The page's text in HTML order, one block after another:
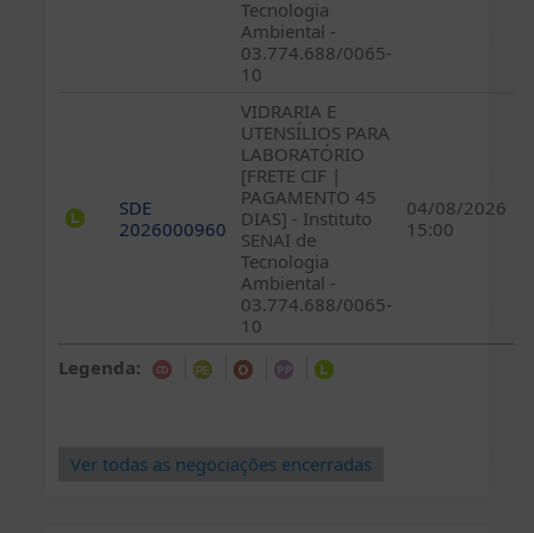
Tecnologia
Ambiental -
03.774.688/0065-
10
SDE
2026000960
VIDRARIA E
UTENSÍLIOS PARA
LABORATÓRIO
[FRETE CIF |
PAGAMENTO 45
DIAS] - Instituto
SENAI de
Tecnologia
Ambiental -
03.774.688/0065-
10
04/08/2026
15:00
Legenda:
Ver todas as negociações encerradas